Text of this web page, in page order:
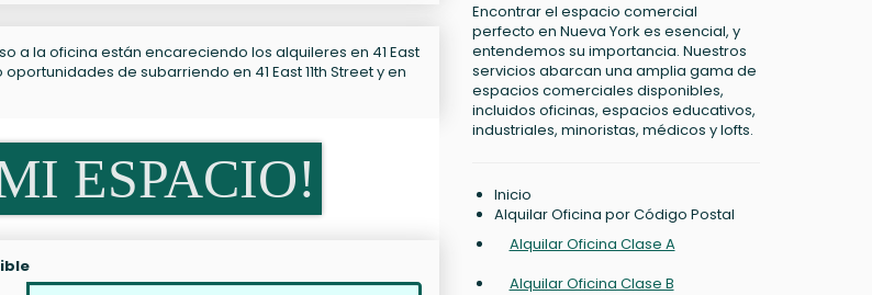
a la oficina están encareciendo los alquileres en 41 East
de subarriendo en 41 East 11th Street y en
ESPACIO!
Encontrar el espacio comercial
perfecto en Nueva York es esencial, y
entendemos su importancia. Nuestros
servicios abarcan una amplia gama de
espacios comerciales disponibles,
incluidos oficinas, espacios educativos,
industriales, minoristas, médicos y lofts.
Inicio
Alquilar Oficina por Código Postal
Alquilar Oficina Clase A
Alquilar Oficina Clase B